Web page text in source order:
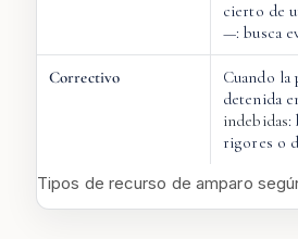
Tipos de recurso de amparo
cierto de
—: busca
Correctivo
Cuando la
detenida
indebidas:
rigores o